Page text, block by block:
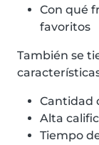
Con qué
favoritos
También se
Cantidad
Alta
Tiempo